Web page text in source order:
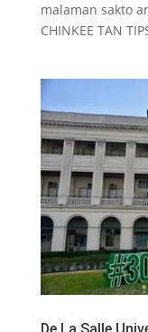
malaman sakto
CHINKEE TAN